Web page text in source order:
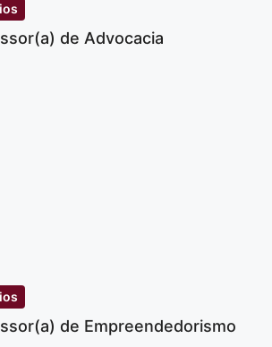
de Advocacia
de Empreendedorismo